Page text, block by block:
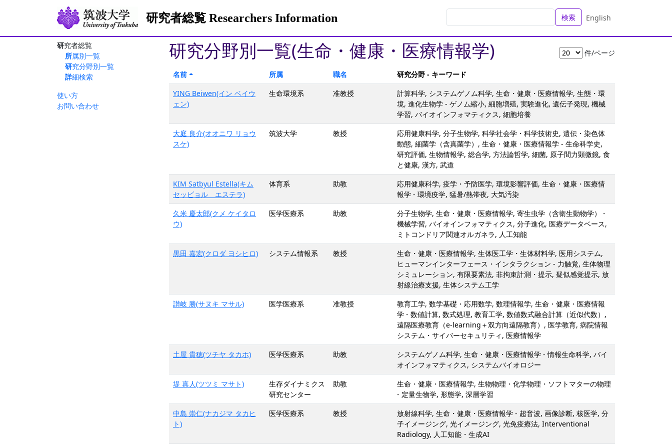
研究者総覧 Researchers Information 検索 English
研究者総覧
所属別一覧
研究分野別一覧
詳細検索
使い方
お問い合わせ
研究分野別一覧(生命・健康・医療情報学) 件/ページ
名前 所属 職名
研究分野 - キーワード
YING Beiwen(イン ベイウ
ェン)
生命環境系 准教授
計算科学, システムゲノム科学, 生命・健康・医療情報学, 生態・環
境, 進化生物学 - ゲノム縮小, 細胞増殖, 実験進化, 遺伝子発現, 機械
学習, バイオインフォマティクス, 細胞培養
大庭 良介(オオニワ リョウ
スケ)
筑波大学 教授
応用健康科学, 分子生物学, 科学社会学・科学技術史, 遺伝・染色体
動態, 細菌学（含真菌学）, 生命・健康・医療情報学 - 生命科学史,
研究評価, 生物情報学, 総合学, 方法論哲学, 細菌, 原子間力顕微鏡, 食
と健康, 漢方, 武道
KIM Satbyul Estella(キム
セッビョル エステラ)
体育系 助教
応用健康科学, 疫学・予防医学, 環境影響評価, 生命・健康・医療情
報学 - 環境疫学, 猛暑/熱帯夜, 大気汚染
久米 慶太郎(クメ ケイタロ
ウ)
医学医療系 助教
分子生物学, 生命・健康・医療情報学, 寄生虫学（含衛生動物学） -
機械学習, バイオインフォマティクス, 分子進化, 医療データベース,
ミトコンドリア関連オルガネラ, 人工知能
黒田 嘉宏(クロダ ヨシヒロ)
システム情報系 教授
生命・健康・医療情報学, 生体医工学・生体材料学, 医用システム,
ヒューマンインターフェース・インタラクション - 力触覚, 生体物理
シミュレーション, 有限要素法, 非拘束計測・提示, 疑似感覚提示, 放
射線治療支援, 生体システム工学
讃岐 勝(サヌキ マサル)
医学医療系 准教授
教育工学, 数学基礎・応用数学, 数理情報学, 生命・健康・医療情報
学 - 数値計算, 数式処理, 教育工学, 数値数式融合計算（近似代数）,
遠隔医療教育（e-learning＋双方向遠隔教育）, 医学教育, 病院情報
システム・サイバーセキュリティ, 医療情報学
土屋 貴穂(ツチヤ タカホ)
医学医療系 助教
システムゲノム科学, 生命・健康・医療情報学 - 情報生命科学, バイ
オインフォマティクス, システムバイオロジー
堤 真人(ツツミ マサト)
生存ダイナミクス
研究センター
助教
生命・健康・医療情報学, 生物物理・化学物理・ソフトマターの物理
- 定量生物学, 形態学, 深層学習
中島 崇仁(ナカジマ タカヒ
ト)
医学医療系 教授
放射線科学, 生命・健康・医療情報学 - 超音波, 画像診断, 核医学, 分
子イメージング, 光イメージング, 光免疫療法, Interventional
Radiology, 人工知能・生成AI